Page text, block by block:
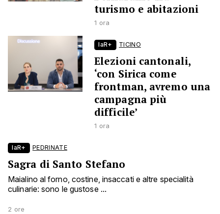
turismo e abitazioni
1 ora
laR+ TICINO
Elezioni cantonali,
‘con Sirica come
frontman, avremo una
campagna più
difficile’
1 ora
laR+ PEDRINATE
Sagra di Santo Stefano
Maialino al forno, costine, insaccati e altre specialità
culinarie: sono le gustose ...
2 ore